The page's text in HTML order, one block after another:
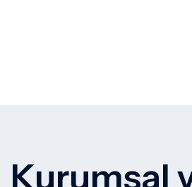
Kurumsal